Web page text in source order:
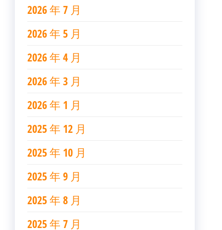
2026 年 7 月
2026 年 5 月
2026 年 4 月
2026 年 3 月
2026 年 1 月
2025 年 12 月
2025 年 10 月
2025 年 9 月
2025 年 8 月
2025 年 7 月